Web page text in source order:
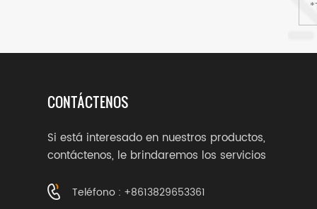
CONTÁCTENOS
Si está interesado en nuestros productos,
contáctenos, le brindaremos los servicios
Teléfono : +8613829653361